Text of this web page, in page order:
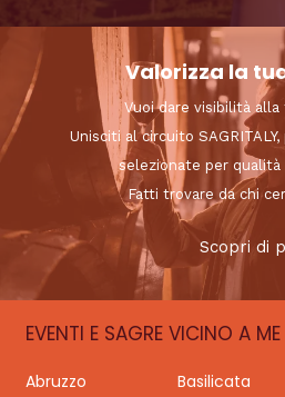
Valorizza la
Vuoi dare visibilità alla
Unisciti al circuito
selezionate per
Fatti trovare da chi
Scopri di
EVENTI E SAGRE VICINO A ME
Abruzzo Basilicata